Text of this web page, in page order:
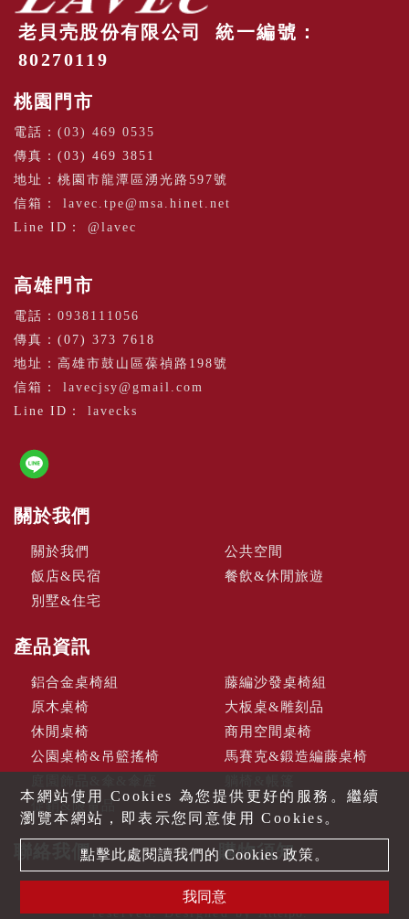
本網站使用 Cookies 為您提供更好的服務。繼續
瀏覽本網站，即表示您同意使用 Cookies。
點擊此處閱讀我們的 Cookies 政策。
我同意
老貝壳股份有限公司 統一編號：
80270119
桃園門市
電話： (03) 469 0535
傳真：(03) 469 3851
地址：桃園市龍潭區湧光路597號
信箱： lavec.tpe@msa.hinet.net
Line ID： @lavec
高雄門市
電話： 0938111056
傳真：(07) 373 7618
地址：高雄市鼓山區葆禎路198號
信箱： lavecjsy@gmail.com
Line ID： lavecks
關於我們
關於我們
公共空間
飯店&民宿
餐飲&休閒旅遊
別墅&住宅
產品資訊
鋁合金桌椅組
藤編沙發桌椅組
原木桌椅
大板桌&雕刻品
休閒桌椅
商用空間桌椅
公園桌椅&吊籃搖椅
馬賽克&鍛造編藤桌椅
促銷&限量品
聯絡我們 購物須知
Copyright © 2023 老貝壳股份有限公司 All rights
reserved. Designed byAtteipo.